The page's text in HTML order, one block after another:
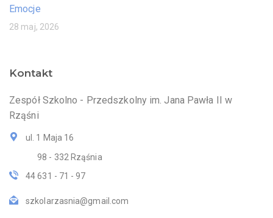
Emocje
28 maj, 2026
Kontakt
Zespół Szkolno - Przedszkolny im. Jana Pawła II w
Rząśni
ul. 1 Maja 16
98 - 332 Rząśnia
44 631 - 71 - 97
szkolarzasnia@gmail.com